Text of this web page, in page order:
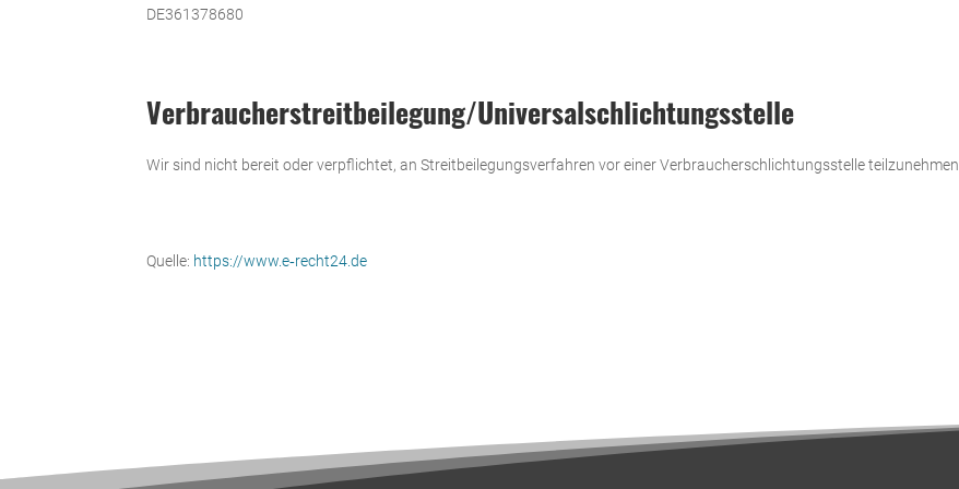
DE361378680
Verbraucher­streit­beilegung/Universal­schlichtungs­stelle
Wir sind nicht bereit oder ver­pflichtet, an Streit­bei­le­gungs­ver­fahren vor einer Ver­brau­cher­schlich­tungs­stelle teil­zu­nehmen.
Quelle: https://www.e‑recht24.de